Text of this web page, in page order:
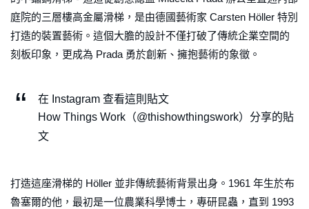
庭院的三層樓高金屬滑梯，是由德國藝術家 Carsten Höller 特別
打造的裝置藝術。這個大膽的設計不僅打破了傳統企業空間的
刻板印象，更成為 Prada 勇於創新、擁抱藝術的象徵。
在 Instagram 查看這則貼文
How Things Work（@thishowthingswork）分享的貼
文
打造這座滑梯的 Höller 並非傳統藝術背景出身。1961 年生於布
魯塞爾的他，最初是一位農業科學博士，專研昆蟲，直到 1993